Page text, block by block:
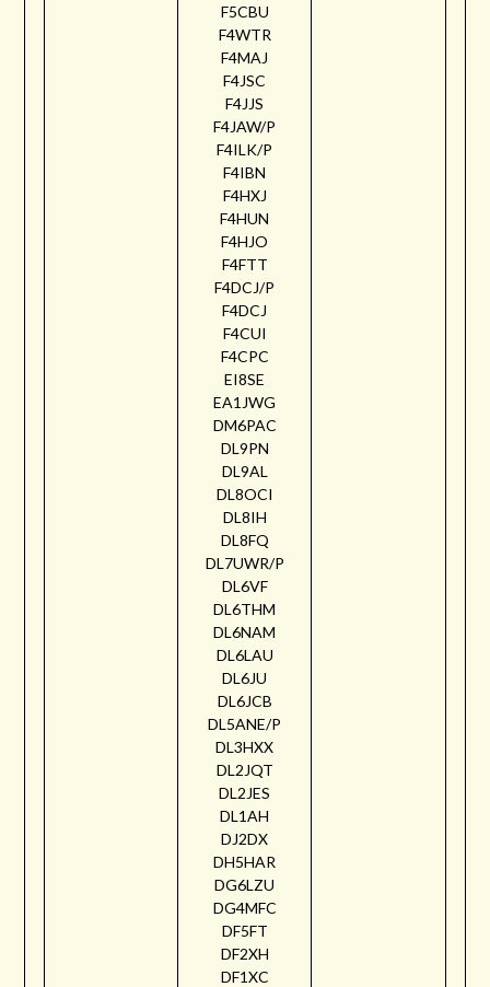
F5CBU
F4WTR
F4MAJ
F4JSC
F4JJS
F4JAW/P
F4ILK/P
F4IBN
F4HXJ
F4HUN
F4HJO
F4FTT
F4DCJ/P
F4DCJ
F4CUI
F4CPC
EI8SE
EA1JWG
DM6PAC
DL9PN
DL9AL
DL8OCI
DL8IH
DL8FQ
DL7UWR/P
DL6VF
DL6THM
DL6NAM
DL6LAU
DL6JU
DL6JCB
DL5ANE/P
DL3HXX
DL2JQT
DL2JES
DL1AH
DJ2DX
DH5HAR
DG6LZU
DG4MFC
DF5FT
DF2XH
DF1XC